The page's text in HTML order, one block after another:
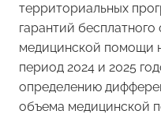
территориальных
гарантий
медицинской помощи
период 2024 и 2025
определению
объема медицинской